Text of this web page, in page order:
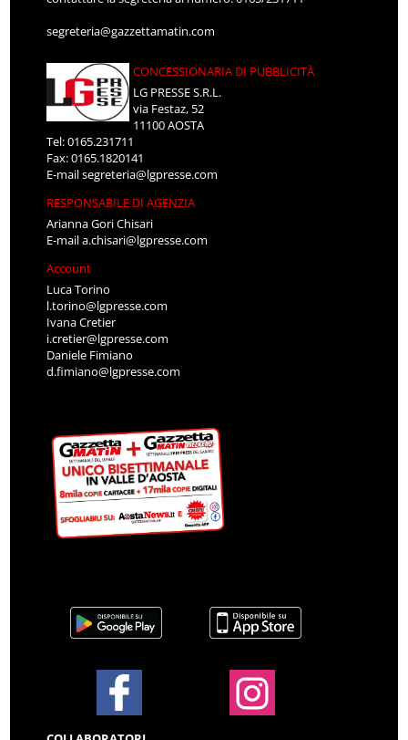
segreteria@gazzettamatin.com
CONCESSIONARIA DI PUBBLICITÀ
LG PRESSE S.R.L.
via Festaz, 52
11100 AOSTA
Tel: 0165.231711
Fax: 0165.1820141
E-mailsegreteria@lgpresse.com
RESPONSABILE DI AGENZIA
Arianna Gori Chisari
E-maila.chisari@lgpresse.com
Account
Luca Torino
l.torino@lgpresse.com
Ivana Cretier
i.cretier@lgpresse.com
Daniele Fimiano
d.fimiano@lgpresse.com